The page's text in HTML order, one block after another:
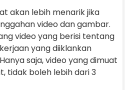
akan lebih menarik jika
video dan gambar.
video yang berisi tentang
yang diiklankan
saja, video yang dimuat
tidak boleh lebih dari 3